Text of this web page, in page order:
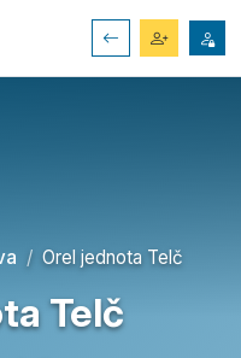
Orel jednota Telč
Telč